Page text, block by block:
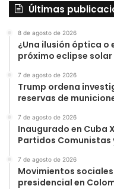
Últimas
8 de agosto de 2026
¿Una ilusión óptica o
próximo eclipse solar
7 de agosto de 2026
Trump ordena
reservas de
7 de agosto de 2026
Inaugurado en Cuba
Partidos Comunistas
7 de agosto de 2026
Movimientos
presidencial en